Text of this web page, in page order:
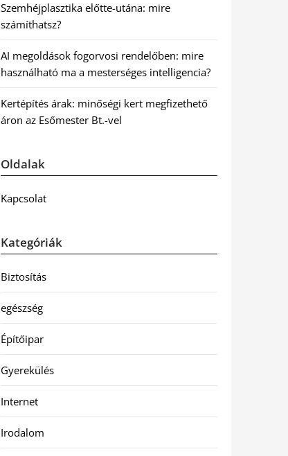
Szemhéjplasztika előtte-utána: mire
számíthatsz?
AI megoldások fogorvosi rendelőben: mire
használható ma a mesterséges intelligencia?
Kertépítés árak: minőségi kert megfizethető
áron az Esőmester Bt.-vel
Oldalak
Kapcsolat
Kategóriák
Biztosítás
egészség
Építőipar
Gyerekülés
Internet
Irodalom